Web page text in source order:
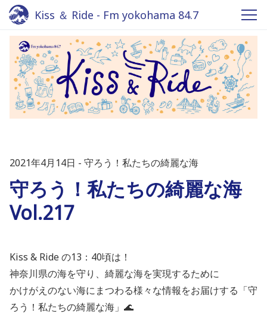
Kiss ＆ Ride - Fm yokohama 84.7
2021年4月14日 守ろう！私たちの綺麗な海
守ろう！私たちの綺麗な海
Vol.217
Kiss & Ride の13：40頃は！
神奈川県の海を守り、綺麗な海を実現するために
かけがえのない海にまつわる様々な情報をお届けする「守
ろう！私たちの綺麗な海」🌊